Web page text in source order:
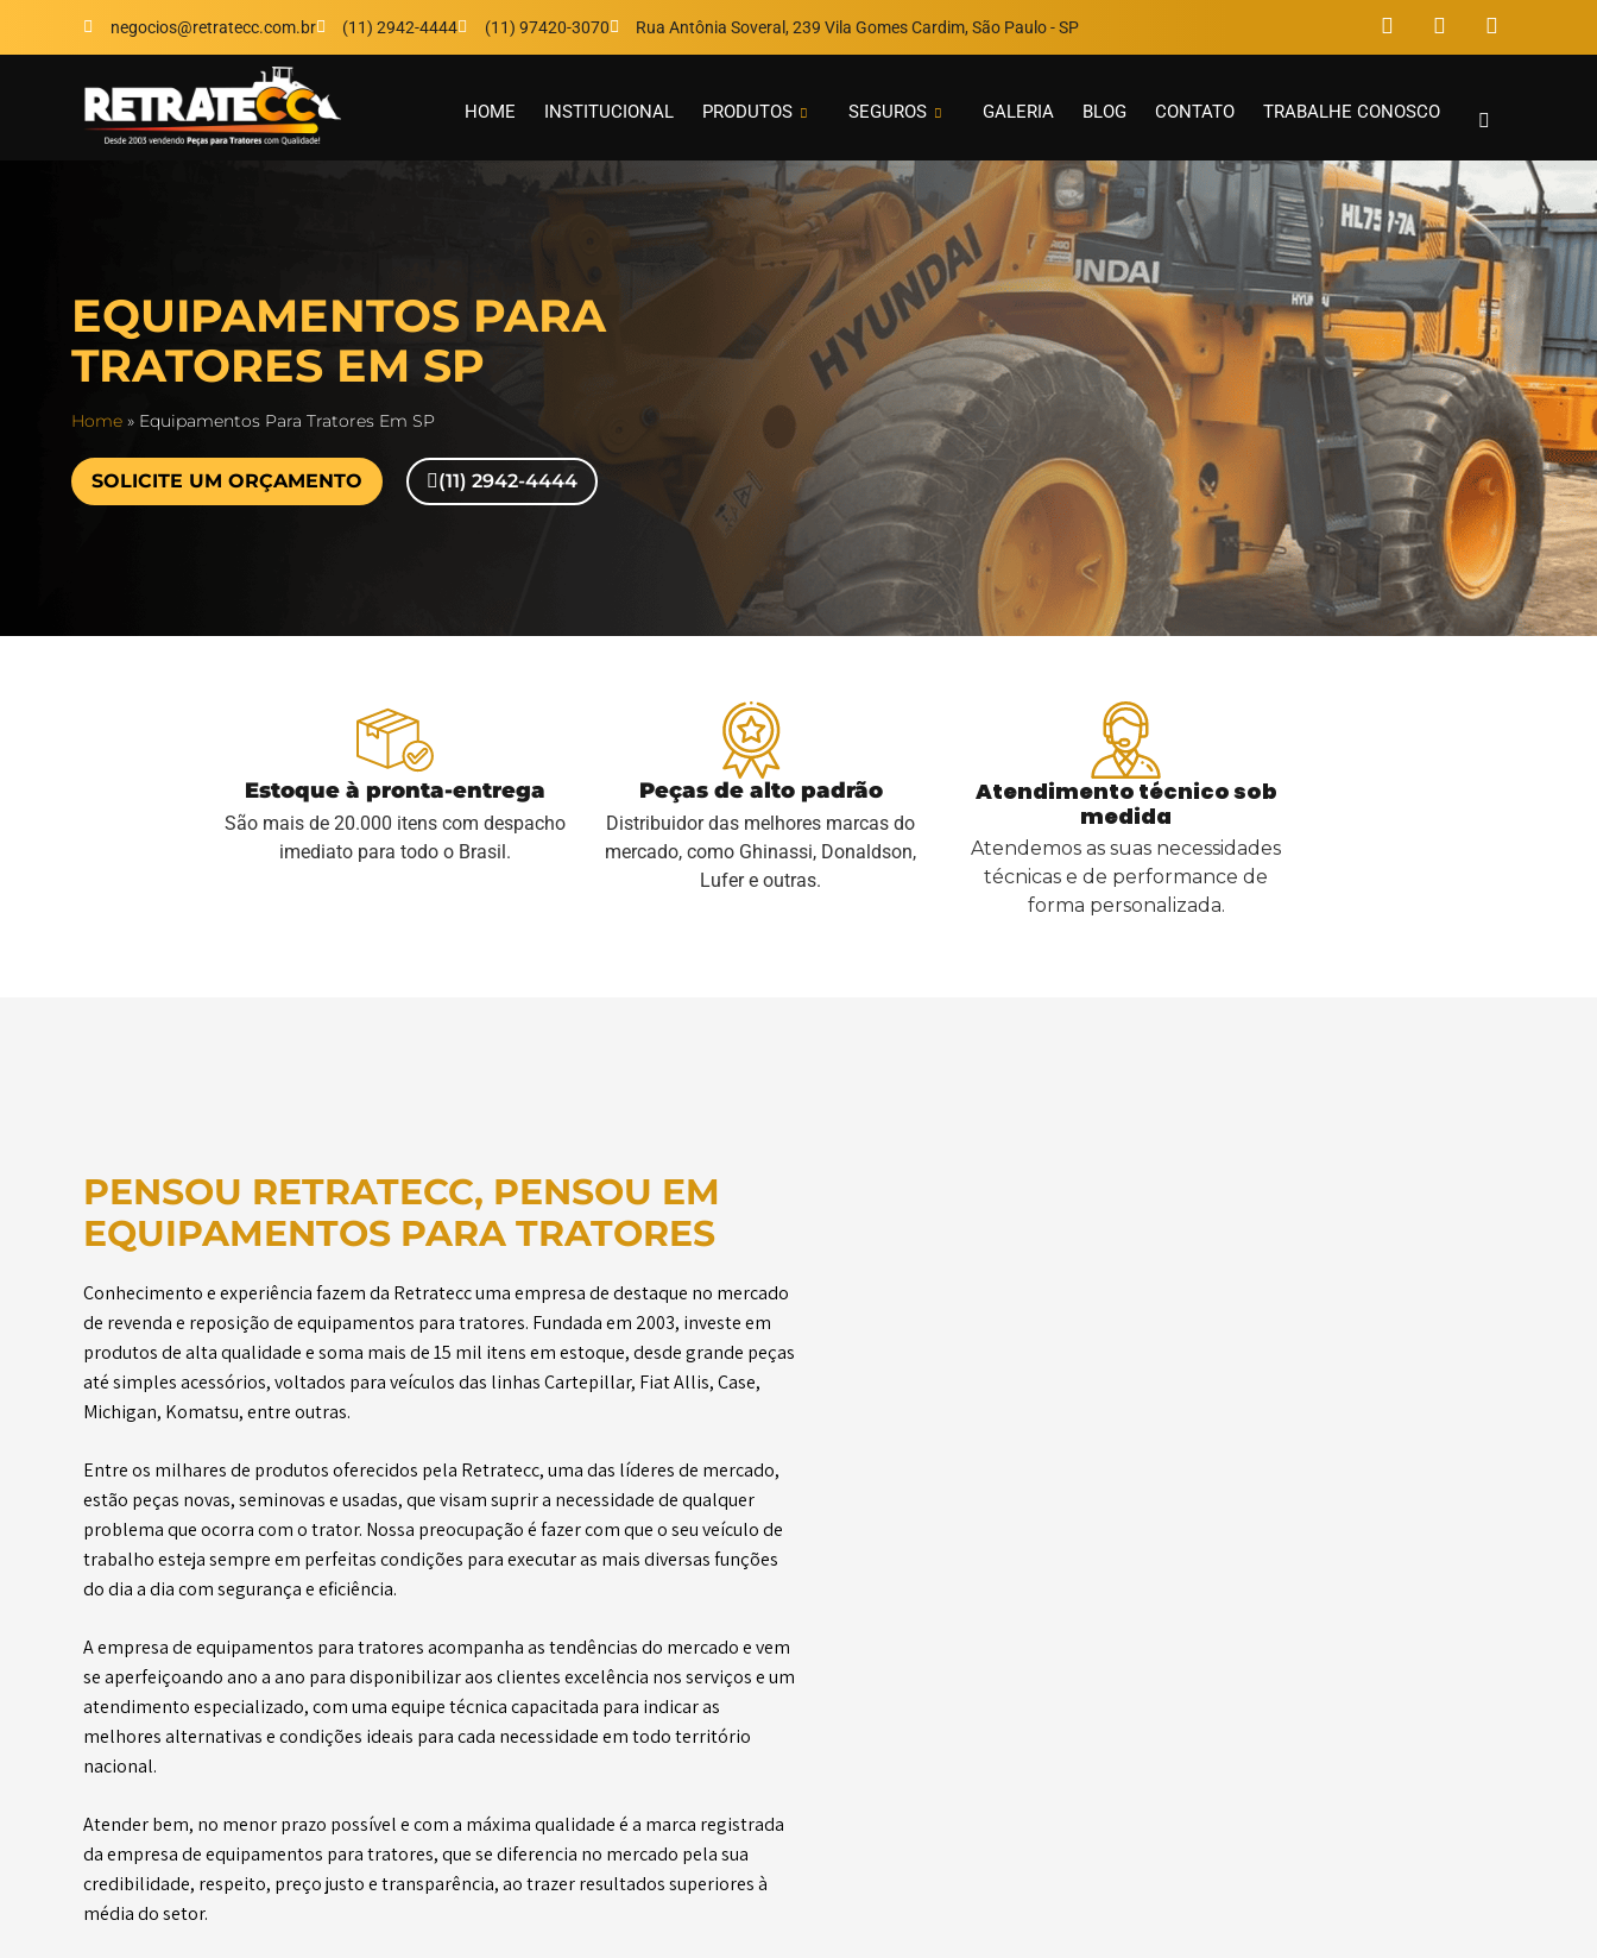
negocios@retratecc.com.br (11) 2942-4444 (11) 97420-3070 Rua Antônia Soveral, 239 Vila Gomes Cardim, São Paulo - SP​
HOME INSTITUCIONAL PRODUTOS SEGUROS GALERIA BLOG CONTATO TRABALHE CONOSCO
EQUIPAMENTOS PARA
TRATORES EM SP
Home » Equipamentos Para Tratores Em SP
SOLICITE UM ORÇAMENTO (11) 2942-4444
Estoque à pronta-entrega
São mais de 20.000 itens com despacho
imediato para todo o Brasil.
Peças de alto padrão
Distribuidor das melhores marcas do
mercado, como Ghinassi, Donaldson,
Lufer e outras.
Atendimento técnico sob
medida
Atendemos as suas necessidades
técnicas e de performance de
forma personalizada.
PENSOU RETRATECC, PENSOU EM
EQUIPAMENTOS PARA TRATORES
Conhecimento e experiência fazem da Retratecc uma empresa de destaque no mercado
de revenda e reposição de equipamentos para tratores. Fundada em 2003, investe em
produtos de alta qualidade e soma mais de 15 mil itens em estoque, desde grande peças
até simples acessórios, voltados para veículos das linhas Cartepillar, Fiat Allis, Case,
Michigan, Komatsu, entre outras.
Entre os milhares de produtos oferecidos pela Retratecc, uma das líderes de mercado,
estão peças novas, seminovas e usadas, que visam suprir a necessidade de qualquer
problema que ocorra com o trator. Nossa preocupação é fazer com que o seu veículo de
trabalho esteja sempre em perfeitas condições para executar as mais diversas funções
do dia a dia com segurança e eficiência.
A empresa de equipamentos para tratores acompanha as tendências do mercado e vem
se aperfeiçoando ano a ano para disponibilizar aos clientes excelência nos serviços e um
atendimento especializado, com uma equipe técnica capacitada para indicar as
melhores alternativas e condições ideais para cada necessidade em todo território
nacional.
Atender bem, no menor prazo possível e com a máxima qualidade é a marca registrada
da empresa de equipamentos para tratores, que se diferencia no mercado pela sua
credibilidade, respeito, preço justo e transparência, ao trazer resultados superiores à
média do setor.